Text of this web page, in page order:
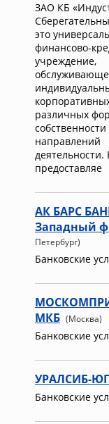
ЗАО КБ
это
финансово-
учреждение,
различных
собственности
направлений
деятельности.
предоставляе
АК БАРС
Западный
Петербург)
Банковские
МКБ (Москва)
Банковские
УРАЛСИБ-
Банковские